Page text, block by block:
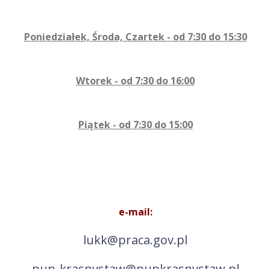
Poniedziałek, Środa, Czartek - od 7:30 do 15:30
Wtorek - od 7:30 do 16:00
Piątek - od 7:30 do 15:00
e-mail:
lukk@praca.gov.pl